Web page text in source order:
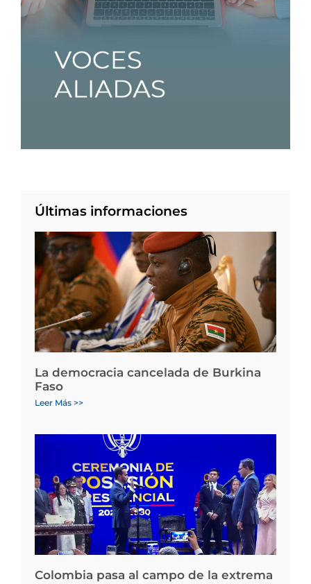
Últimas informaciones
La democracia cancelada de Burkina
Faso
Leer Más >>
Colombia pasa al campo de la extrema